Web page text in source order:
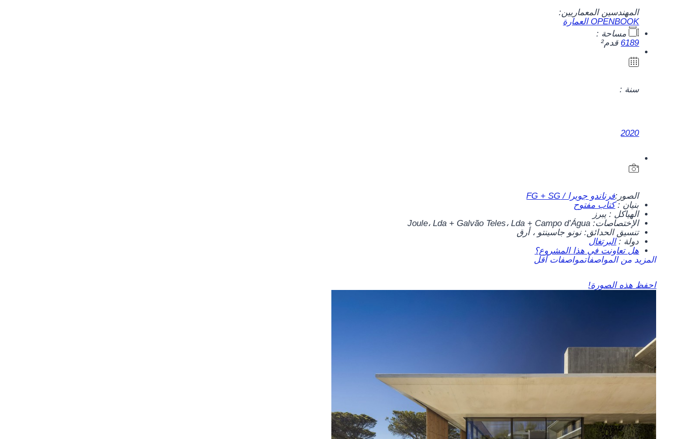
المهندسين المعماريين:
OPENBOOK العمارة
مساحة :
6189 قدم²
سنة :
2020
الصور:فرناندو جويرا / FG + SG
بنيان :كتاب مفتوح
الهياكل : يبرز
الإختصاصات: Joule، Lda + Galvão Teles، Lda + Campo d’Água
تنسيق الحدائق: نونو جاسينتو ، أرق
دولة :البرتغال
هل تعاونت في هذا المشروع؟
المزيد من المواصفاتمواصفات أقل
احفظ هذه الصورة!